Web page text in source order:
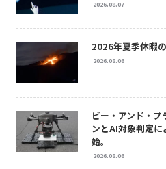
2026.08.07
2026年夏季休暇
2026.08.06
ビー・アンド・
ンとAI対象判定
始。
2026.08.06